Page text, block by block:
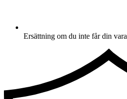
Ersättning om du inte får din vara